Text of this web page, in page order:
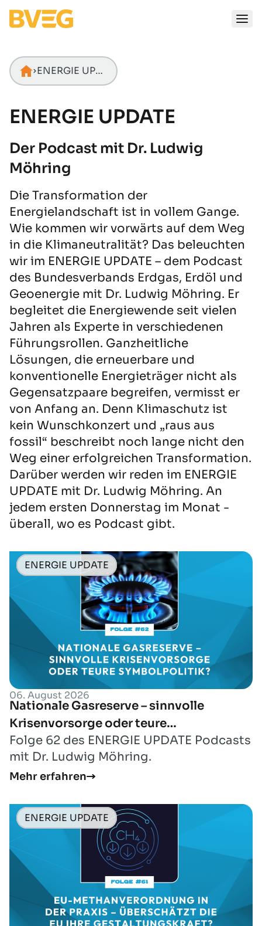
Startseite
ENERGIE UPDATE
ENERGIE UPDATE
Der Podcast mit Dr. Ludwig
Möhring
Die Transformation der
Energielandschaft ist in vollem Gange.
Wie kommen wir vorwärts auf dem Weg
in die Klimaneutralität? Das beleuchten
wir im ENERGIE UPDATE – dem Podcast
des Bundesverbands Erdgas, Erdöl und
Geoenergie mit Dr. Ludwig Möhring. Er
begleitet die Energiewende seit vielen
Jahren als Experte in verschiedenen
Führungsrollen. Ganzheitliche
Lösungen, die erneuerbare und
konventionelle Energieträger nicht als
Gegensatzpaare begreifen, vermisst er
von Anfang an. Denn Klimaschutz ist
kein Wunschkonzert und „raus aus
fossil“ beschreibt noch lange nicht den
Weg einer erfolgreichen Transformation.
Darüber werden wir reden im ENERGIE
UPDATE mit Dr. Ludwig Möhring. An
jedem ersten Donnerstag im Monat -
überall, wo es Podcast gibt.
ENERGIE UPDATE
06. August 2026
Nationale Gasreserve – sinnvolle
Krisenvorsorge oder teure
Symbolpolitik?
Folge 62 des ENERGIE UPDATE Podcasts
mit Dr. Ludwig Möhring.
Mehr erfahren
ENERGIE UPDATE